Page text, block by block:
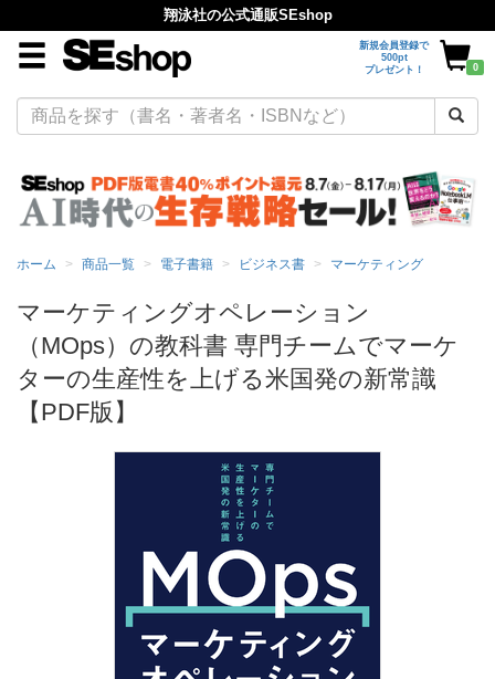
翔泳社の公式通販SEshop
新規会員登録で
500pt
プレゼント！
0
ホーム 商品一覧 電子書籍 ビジネス書 マーケティング
マーケティングオペレーション
（MOps）の教科書 専門チームでマーケ
ターの生産性を上げる米国発の新常識
【PDF版】